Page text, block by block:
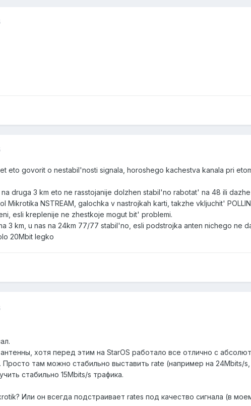
eto govorit o nestabil'nosti signala, horoshego kachestva kanala pri
druga 3 km eto ne rasstojanije dolzhen stabil'no rabotat' na 48 ili
Mikrotika NSTREAM, galochka v nastrojkah karti, takzhe vkljuchit'
esli kreplenije ne zhestkoje mogut bit' problemi.
3 km, u nas na 24km 77/77 stabil'no, esli podstrojka anten nichego ne
20Mbit legko
хотя перед этим на StarOS работало все отлично с
Просто там можно стабильно выставить rate (например на 24Mbits/
стабильно 15Mbits/s трафика.
Или он всегда подстраивает rates под качество сигнала (в